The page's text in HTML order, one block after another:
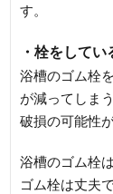
す。
・栓をして
浴槽のゴム栓
が減ってしま
破損の可能性
浴槽のゴム栓
ゴム栓は丈夫